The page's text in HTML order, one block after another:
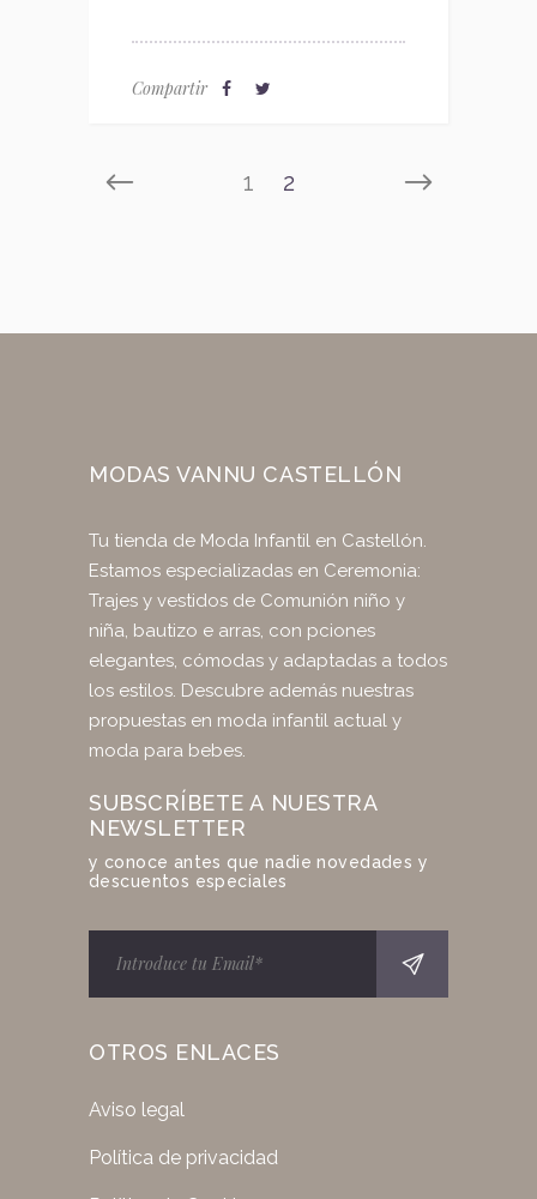
Compartir
1 2
MODAS VANNU CASTELLÓN
Tu tienda de Moda Infantil en Castellón.
Estamos especializadas en Ceremonia:
Trajes y vestidos de Comunión niño y
niña, bautizo e arras, con pciones
elegantes, cómodas y adaptadas a todos
los estilos. Descubre además nuestras
propuestas en moda infantil actual y
moda para bebes.
SUBSCRÍBETE A NUESTRA
NEWSLETTER
y conoce antes que nadie novedades y
descuentos especiales
OTROS ENLACES
Aviso legal
Política de privacidad